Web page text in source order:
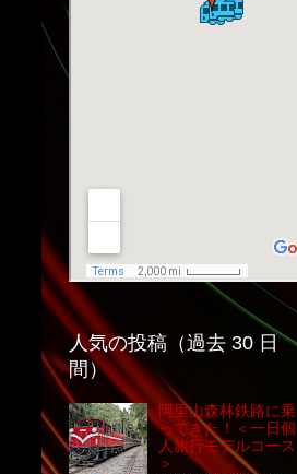
人気の投稿（過去 30 日
間）
阿里山森林鉄路に乗
ってきた！＜一日個
人旅行モデルコース
＞